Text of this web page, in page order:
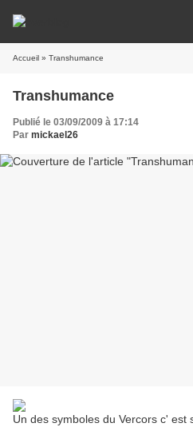
Accueil » Transhumance
Transhumance
Publié le 03/09/2009 à 17:14
Par mickael26
Un des symboles du Vercors c' est